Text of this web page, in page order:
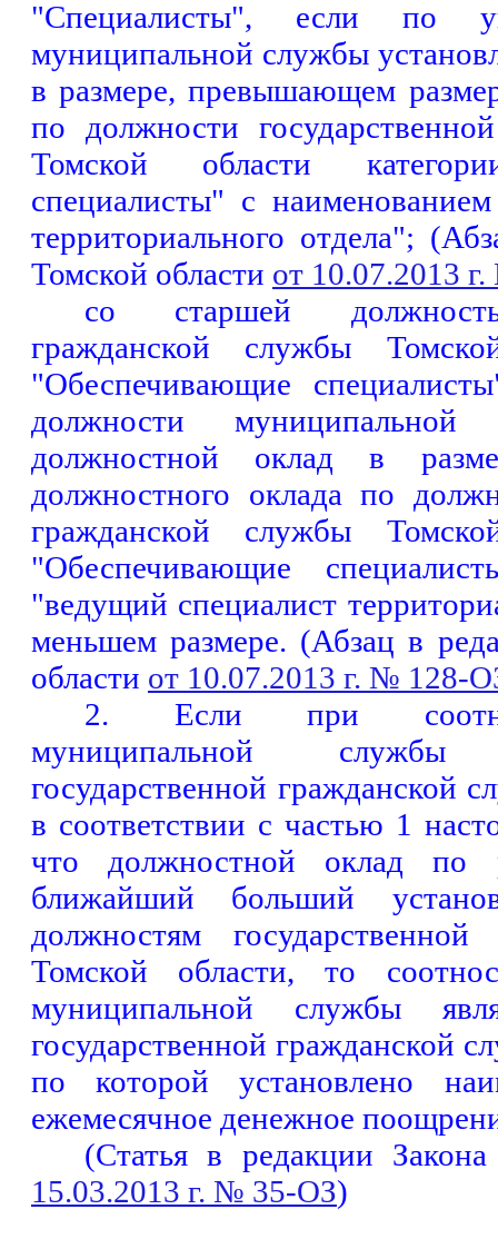
"Специалисты", если по
муниципальной службы
в размере, превышающем
по должности
Томской области
специалисты" с
территориального отдела";
Томской области от 10.07.2013
со старшей
гражданской службы
"Обеспечивающие
должности муниципальной
должностной оклад в
должностного оклада по
гражданской службы
"Обеспечивающие
"ведущий специалист
меньшем размере. (Абзац в
области от 10.07.2013 г. № 128-
2. Если при
муниципальной
государственной гражданской
в соответствии с частью 1
что должностной оклад по
ближайший больший
должностям
Томской области, то
муниципальной службы
государственной гражданской
по которой установлено
ежемесячное денежное
(Статья в редакции Закона
15.03.2013 г. № 35-ОЗ)